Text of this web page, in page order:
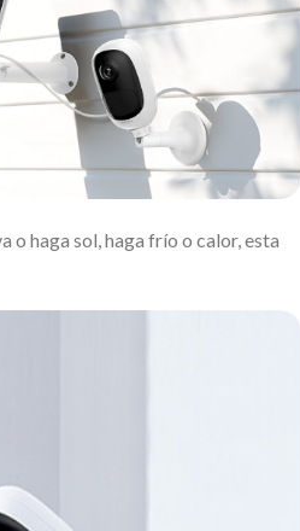
o haga sol, haga frío o calor, esta